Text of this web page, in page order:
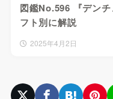
図鑑No.596 『デン
フト別に解説
2025年4月2日